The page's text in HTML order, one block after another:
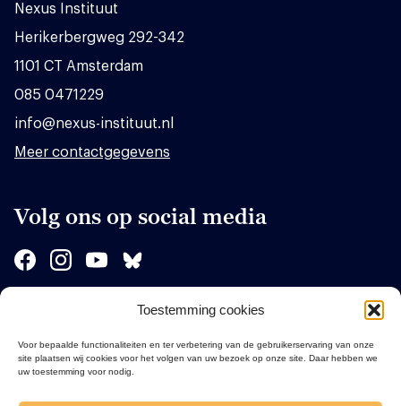
Toestemming cookies
Voor bepaalde functionaliteiten en ter verbetering van de gebruikerservaring van onze
site plaatsen wij cookies voor het volgen van uw bezoek op onze site. Daar hebben we
uw toestemming voor nodig.
Nexus Instituut
Herikerbergweg 292-342
1101 CT Amsterdam
085 0471229
info@nexus-instituut.nl
Meer contactgegevens
Volg ons op social media